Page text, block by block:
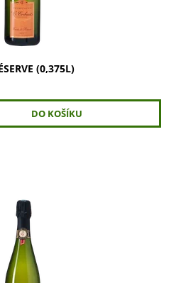
(0,375L)
(0,75l) - šampaňské s
a broskví. Elegantní, měkká a
jablek a...